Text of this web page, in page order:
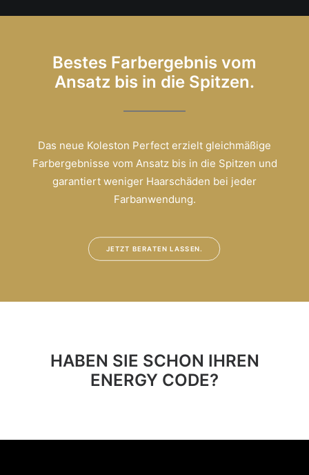
Bestes Farbergebnis vom
Ansatz bis in die Spitzen.
Das neue Koleston Perfect erzielt gleichmäßige
Farbergebnisse vom Ansatz bis in die Spitzen und
garantiert weniger Haarschäden bei jeder
Farbanwendung.
JETZT BERATEN LASSEN.
HABEN SIE SCHON IHREN
ENERGY CODE?